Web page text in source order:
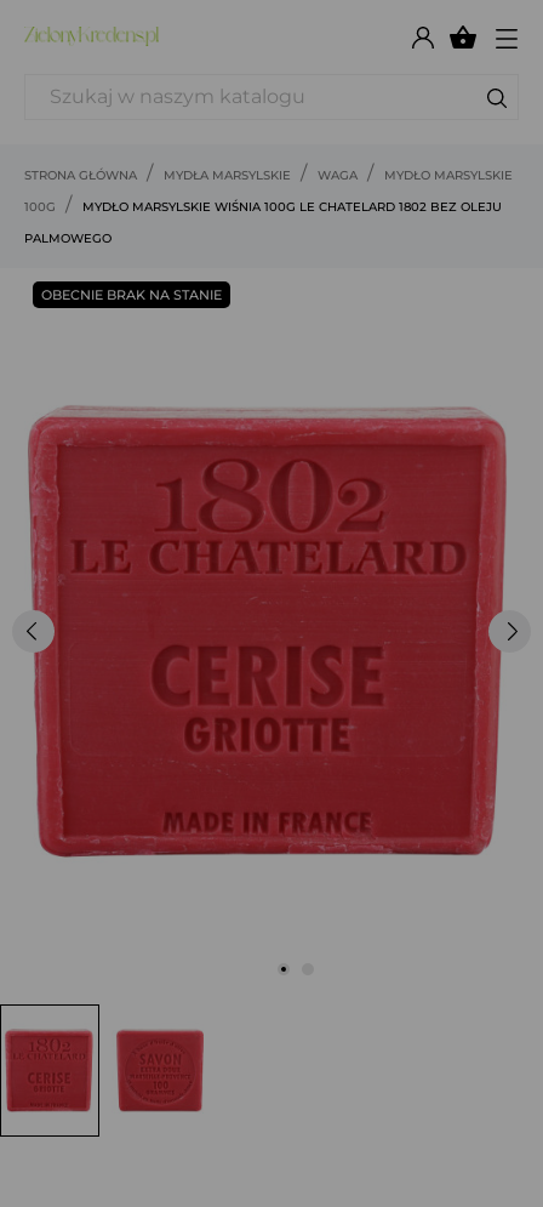

STRONA GŁÓWNA MYDŁA MARSYLSKIE WAGA
MYDŁO MARSYLSKIE
100G
MYDŁO MARSYLSKIE WIŚNIA 100G LE CHATELARD 1802 BEZ OLEJU
PALMOWEGO
OBECNIE BRAK NA STANIE